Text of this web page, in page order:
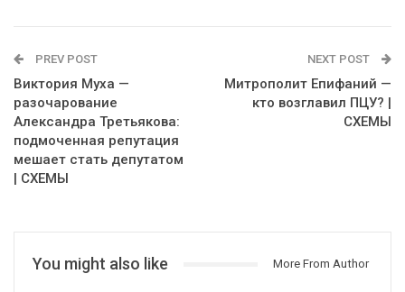
PREV POST
Виктория Муха —
разочарование
Александра Третьякова:
подмоченная репутация
мешает стать депутатом
| СХЕМЫ
NEXT POST
Митрополит Епифаний —
кто возглавил ПЦУ? |
СХЕМЫ
You might also like More From Author